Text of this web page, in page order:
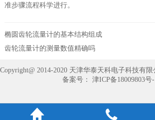
准步骤流程科学进行。
椭圆齿轮流量计的基本结构组成
齿轮流量计的测量数值精确吗
Copyright@ 2014-2020 天津华泰天科电子科技有限
备案号： 津ICP备18009803号
 